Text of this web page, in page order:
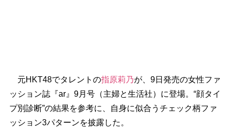
元HKT48でタレントの指原莉乃が、9日発売の女性ファ
ッション誌『ar』9月号（主婦と生活社）に登場。“顔タイ
プ別診断”の結果を参考に、自身に似合うチェック柄ファ
ッション3パターンを披露した。